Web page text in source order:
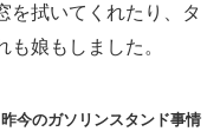
を拭いてくれたり、タ
娘もしました。
今のガソリンスタンド事情